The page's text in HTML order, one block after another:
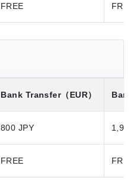
FREE
Bank Transfer（EUR）
800 JPY
FREE